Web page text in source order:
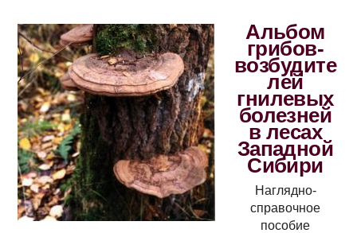
Альбом
грибов-
возбудите
лей
гнилевых
болезней
в лесах
Западной
Сибири
Наглядно-
справочное
пособие